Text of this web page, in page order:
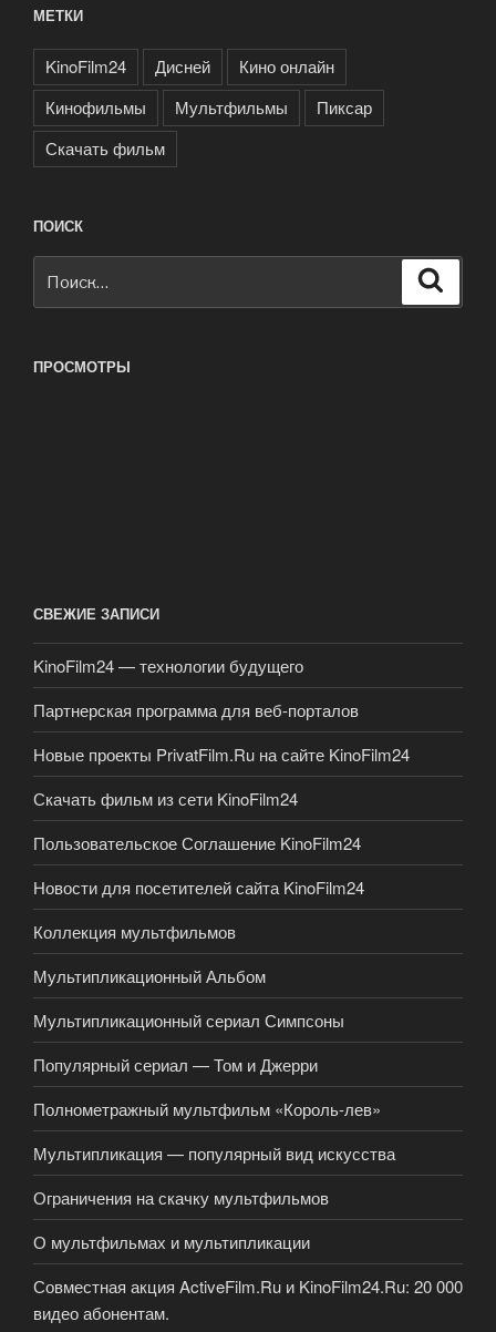
МЕТКИ
KinoFilm24 Дисней
Кино онлайн
Кинофильмы
Мультфильмы
Пиксар
Скачать фильм
ПОИСК
ПРОСМОТРЫ
СВЕЖИЕ ЗАПИСИ
KinoFilm24 — технологии будущего
Партнерская программа для веб-порталов
Новые проекты PrivatFilm.Ru на сайте KinoFilm24
Скачать фильм из сети KinoFilm24
Пользовательское Соглашение KinoFilm24
Новости для посетителей сайта KinoFilm24
Коллекция мультфильмов
Мультипликационный Альбом
Мультипликационный сериал Симпсоны
Популярный сериал — Том и Джерри
Полнометражный мультфильм «Король-лев»
Мультипликация — популярный вид искусства
Ограничения на скачку мультфильмов
О мультфильмах и мультипликации
Совместная акция ActiveFilm.Ru и KinoFilm24.Ru: 20 000
видео абонентам.